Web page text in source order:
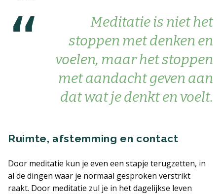
Meditatie is niet het
stoppen met denken en
voelen, maar het stoppen
met aandacht geven aan
dat wat je denkt en voelt.
Ruimte, afstemming en contact
Door meditatie kun je even een stapje terugzetten, in
al de dingen waar je normaal gesproken verstrikt
raakt. Door meditatie zul je in het dagelijkse leven